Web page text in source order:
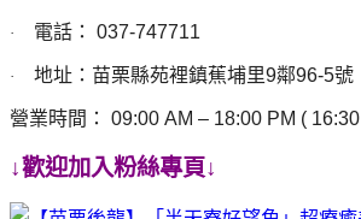
· 電話： 037-747711
· 地址：苗栗縣苑裡鎮蕉埔里9鄰96-5號
營業時間： 09:00 AM – 18:00 PM ( 16:30
↓歡迎加入粉絲專頁↓